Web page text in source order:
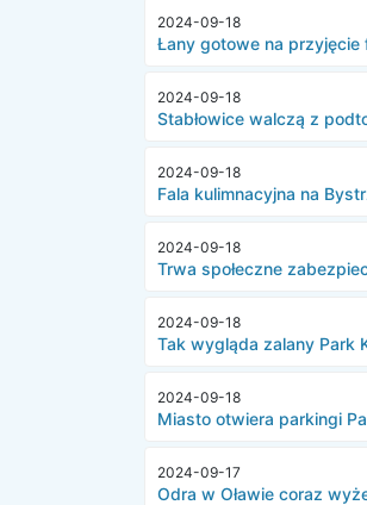
2024-09-18
Łany gotowe na przyjęcie
2024-09-18
Stabłowice walczą z
2024-09-18
Fala kulimnacyjna na
2024-09-18
Trwa społeczne
2024-09-18
Tak wygląda zalany Park
2024-09-18
Miasto otwiera parkingi
2024-09-17
Odra w Oławie coraz